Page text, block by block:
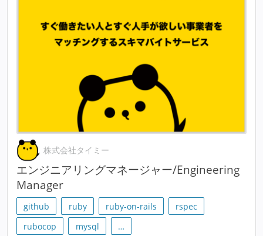
株式会社タイミー
エンジニアリングマネージャー/Engineering
Manager
github ruby ruby-on-rails
rspec
rubocop
mysql …